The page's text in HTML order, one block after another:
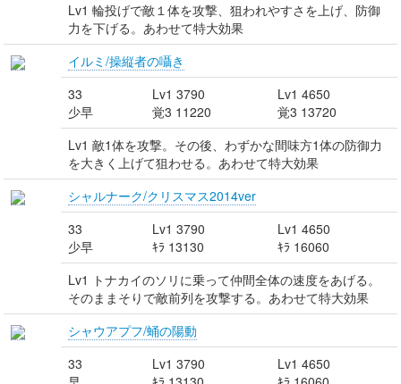
Lv1 輪投げで敵１体を攻撃、狙われやすさを上げ、防御
力を下げる。あわせて特大効果
イルミ/操縦者の囁き
33
少早
Lv1 3790
覚3 11220
Lv1 4650
覚3 13720
Lv1 敵1体を攻撃。その後、わずかな間味方1体の防御力
を大きく上げて狙わせる。あわせて特大効果
シャルナーク/クリスマス2014ver
33
少早
Lv1 3790
ｷﾗ 13130
Lv1 4650
ｷﾗ 16060
Lv1 トナカイのソリに乗って仲間全体の速度をあげる。
そのままそりで敵前列を攻撃する。あわせて特大効果
シャウアプフ/蛹の陽動
33
Lv1 3790
Lv1 4650